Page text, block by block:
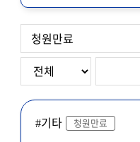
#기타 청원만료